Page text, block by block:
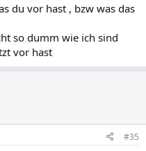
du vor hast , bzw was das
so dumm wie ich sind
vor hast
#35